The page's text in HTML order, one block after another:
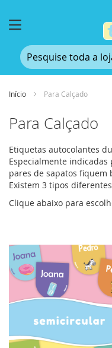
Início Para Calçado
Para Calçado
Etiquetas autocolantes
Especialmente indicadas
pares de sapatos fiquem
Existem 3 tipos
Clique abaixo para